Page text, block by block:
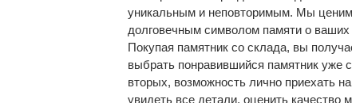
уникальным и неповторимым. Мы ценим
долговечным символом памяти о ваших
Покупая памятник со склада, вы
выбрать понравившийся памятник уже
вторых, возможность лично приехать
увидеть все детали, оценить качество